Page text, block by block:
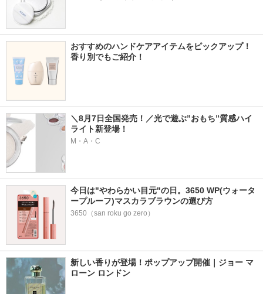
おすすめのハンドケアアイテムをピックアップ！
香り別でもご紹介！
＼8月7日全国発売！／光で遊ぶ”おもち”質感ハイ
ライト新登場！
M・A・C
今日は"やわらかい目元"の日。3650 WP(ウォータ
ープルーフ)マスカラブラウンの選び方
3650（san roku go zero）
新しい香りが登場！ポップアップ開催｜ジョー マ
ローン ロンドン